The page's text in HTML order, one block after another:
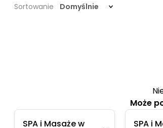
Sortowanie Domyślnie
Może
SPA i Masaże w
SPA i